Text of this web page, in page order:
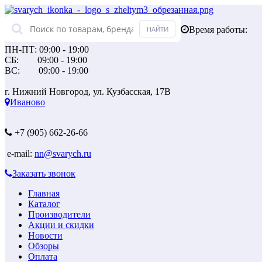
Время работы:
ПН-ПТ: 09:00 - 19:00
СБ: 09:00 - 19:00
ВС: 09:00 - 19:00
г. Нижний Новгород, ул. Кузбасская, 17В
Иваново
+7 (905) 662-26-66
e-mail: nn@svarych.ru
Заказать звонок
Главная
Каталог
Производители
Акции и скидки
Новости
Обзоры
Оплата